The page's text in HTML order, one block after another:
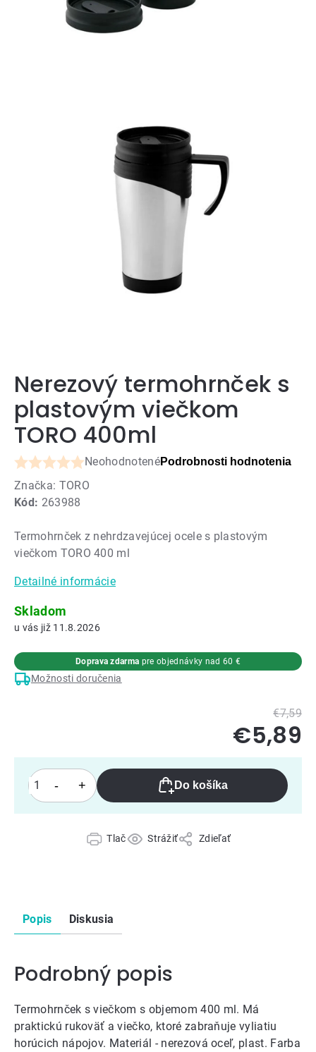
Nerezový termohrnček s
plastovým viečkom
TORO 400ml
Kód: 263988
Priemerné
hodnotenie
produktu
0,0
z
hviezdičiek.
NeohodnotenéPodrobnosti hodnotenia
Značka: TORO
Do košíka
Termohrnček z nehrdzavejúcej ocele s plastovým
viečkom TORO 400 ml
Detailné informácie
Tlač Strážiť Zdieľať
Skladom
11.8.2026
Možnosti doručenia
Doprava zdarma pre objednávky nad 60 €
€7,59
€5,89
Popis Diskusia
Podrobný popis
Termohrnček s viečkom s objemom 400 ml. Má
praktickú rukoväť a viečko, ktoré zabraňuje vyliatiu
horúcich nápojov. Materiál - nerezová oceľ, plast. Farba